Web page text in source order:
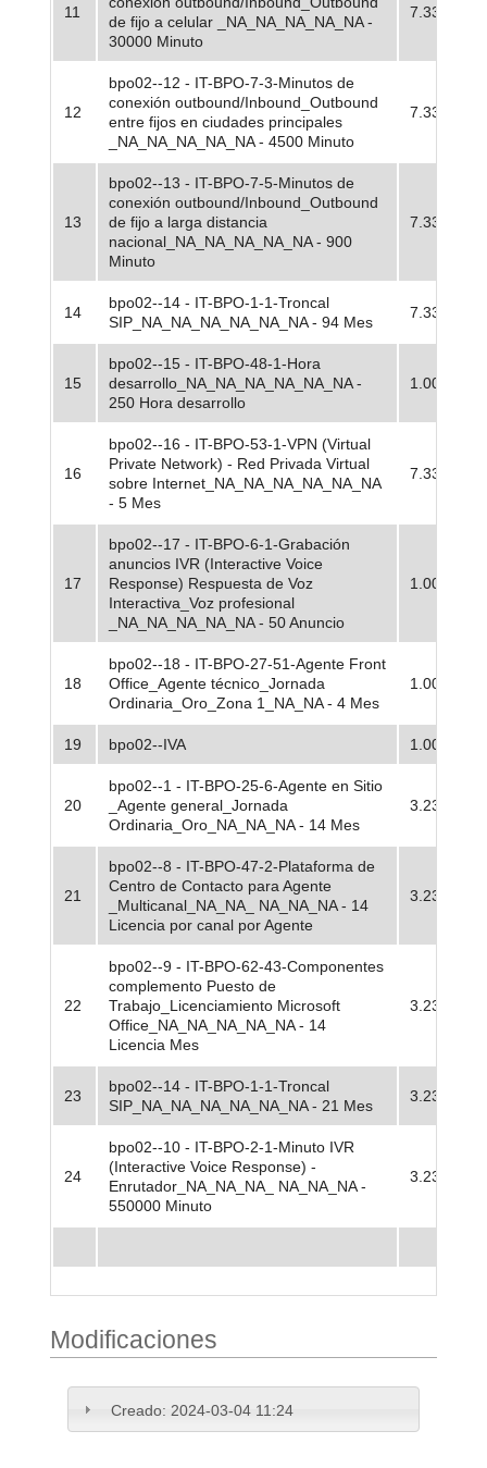
11
de fijo a celular _NA_NA_NA_NA_NA -
30000 Minuto
7.33
12
bpo02--12 - IT-BPO-7-3-Minutos de
conexión outbound/Inbound_Outbound
entre fijos en ciudades principales
_NA_NA_NA_NA_NA - 4500 Minuto
7.33
13
bpo02--13 - IT-BPO-7-5-Minutos de
conexión outbound/Inbound_Outbound
de fijo a larga distancia
nacional_NA_NA_NA_NA_NA - 900
Minuto
7.33
14
bpo02--14 - IT-BPO-1-1-Troncal
SIP_NA_NA_NA_NA_NA_NA - 94 Mes
7.33
15
bpo02--15 - IT-BPO-48-1-Hora
desarrollo_NA_NA_NA_NA_NA_NA -
250 Hora desarrollo
1.00
16
bpo02--16 - IT-BPO-53-1-VPN (Virtual
Private Network) - Red Privada Virtual
sobre Internet_NA_NA_NA_NA_NA_NA
- 5 Mes
7.33
17
bpo02--17 - IT-BPO-6-1-Grabación
anuncios IVR (Interactive Voice
Response) Respuesta de Voz
Interactiva_Voz profesional
_NA_NA_NA_NA_NA - 50 Anuncio
1.00
18
bpo02--18 - IT-BPO-27-51-Agente Front
Office_Agente técnico_Jornada
Ordinaria_Oro_Zona 1_NA_NA - 4 Mes
1.00
19 bpo02--IVA 1.00
20
bpo02--1 - IT-BPO-25-6-Agente en Sitio
_Agente general_Jornada
Ordinaria_Oro_NA_NA_NA - 14 Mes
3.23
21
bpo02--8 - IT-BPO-47-2-Plataforma de
Centro de Contacto para Agente
_Multicanal_NA_NA_ NA_NA_NA - 14
Licencia por canal por Agente
3.23
22
bpo02--9 - IT-BPO-62-43-Componentes
complemento Puesto de
Trabajo_Licenciamiento Microsoft
Office_NA_NA_NA_NA_NA - 14
Licencia Mes
3.23
23
bpo02--14 - IT-BPO-1-1-Troncal
SIP_NA_NA_NA_NA_NA_NA - 21 Mes
3.23
24
bpo02--10 - IT-BPO-2-1-Minuto IVR
(Interactive Voice Response) -
Enrutador_NA_NA_NA_ NA_NA_NA -
550000 Minuto
3.23
Modificaciones
Creado: 2024-03-04 11:24